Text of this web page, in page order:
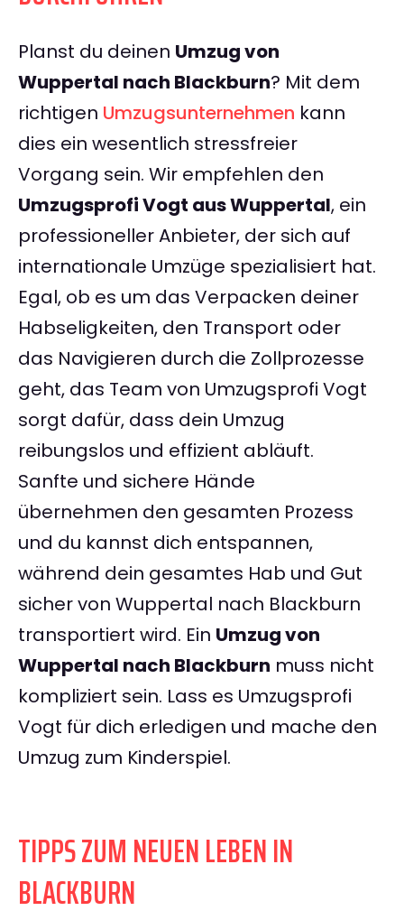
Planst du deinen Umzug von
Wuppertal nach Blackburn? Mit dem
richtigen Umzugsunternehmen kann
dies ein wesentlich stressfreier
Vorgang sein. Wir empfehlen den
Umzugsprofi Vogt aus Wuppertal, ein
professioneller Anbieter, der sich auf
internationale Umzüge spezialisiert hat.
Egal, ob es um das Verpacken deiner
Habseligkeiten, den Transport oder
das Navigieren durch die Zollprozesse
geht, das Team von Umzugsprofi Vogt
sorgt dafür, dass dein Umzug
reibungslos und effizient abläuft.
Sanfte und sichere Hände
übernehmen den gesamten Prozess
und du kannst dich entspannen,
während dein gesamtes Hab und Gut
sicher von Wuppertal nach Blackburn
transportiert wird. Ein Umzug von
Wuppertal nach Blackburn muss nicht
kompliziert sein. Lass es Umzugsprofi
Vogt für dich erledigen und mache den
Umzug zum Kinderspiel.
TIPPS ZUM NEUEN LEBEN IN
BLACKBURN